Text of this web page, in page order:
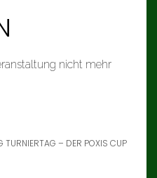
nicht mehr
TURNIERTAG – DER POXIS CUP